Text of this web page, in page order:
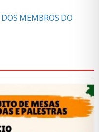
MEMBROS DO